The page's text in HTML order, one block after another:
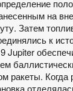
на
Затем
к
Jupiter
ракеты.